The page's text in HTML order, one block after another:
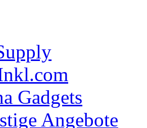
Gadgets
Angebote